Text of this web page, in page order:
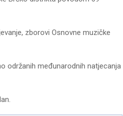
zborovi Osnovne muzičke
održanih međunarodnih natjecanja